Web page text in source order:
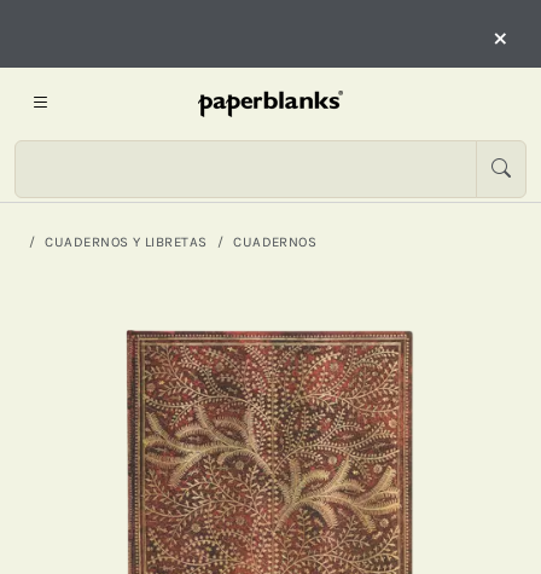
×
CUADERNOS Y LIBRETAS CUADERNOS